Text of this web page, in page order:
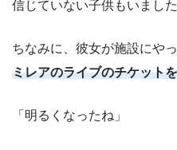
信じていない子供もいました
ちなみに、彼女が施設にや
ミレアのライブのチケット
「明るくなったね」